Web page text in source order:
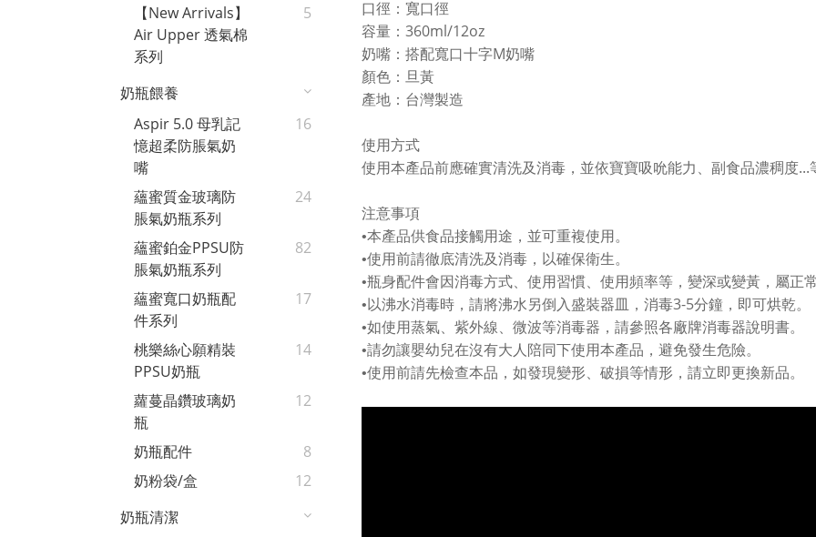
【New Arrivals】
Air Upper 透氣棉
系列
5
奶瓶餵養
Aspir 5.0 母乳記
憶超柔防脹氣奶
嘴
16
蘊蜜質金玻璃防
脹氣奶瓶系列
24
蘊蜜鉑金PPSU防
脹氣奶瓶系列
82
蘊蜜寬口奶瓶配
件系列
17
桃樂絲心願精裝
PPSU奶瓶
14
蘿蔓晶鑽玻璃奶
瓶
12
奶瓶配件
8
奶粉袋/盒
12
奶瓶清潔
口徑：寬口徑
容量： 360ml/12oz
奶嘴：搭配寬口十字M奶嘴
顏色：旦黃
產地：台灣製造
使用方式
使用本產品前應確實清洗及消毒，並依寶寶吸吮能力、副食品濃稠度...
注意事項
•本產品供食品接觸用途，並可重複使用。
•使用前請徹底清洗及消毒，以確保衛生。
•瓶身配件會因消毒方式、使用習慣、使用頻率等，變深或變黃，屬正
• 以沸水消毒時，請將沸水另倒入盛裝器皿，消毒3-5分鐘，即可烘乾。
•如使用蒸氣、紫外線、微波等消毒器，請參照各廠牌消毒器說明書。
•請勿讓嬰幼兒在沒有大人陪同下使用本產品，避免發生危險。
•使用前請先檢查本品，如發現變形、破損等情形，請立即更換新品。